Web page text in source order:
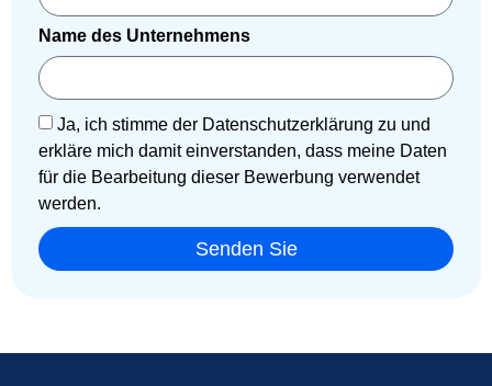
Name des Unternehmens
Ja, ich stimme der Datenschutzerklärung zu und
erkläre mich damit einverstanden, dass meine Daten
für die Bearbeitung dieser Bewerbung verwendet
werden.
Senden Sie